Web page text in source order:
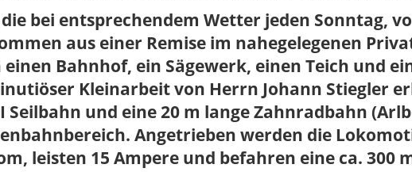
die bei entsprechendem Wetter jeden Sonntag,
aus einer Remise im nahegelegenen
einen Bahnhof, ein Sägewerk, einen Teich und
Kleinarbeit von Herrn Johann Stiegler
Seilbahn und eine 20 m lange Zahnradbahn
Angetrieben werden die
leisten 15 Ampere und befahren eine ca. 300